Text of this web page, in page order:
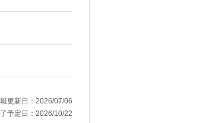
更新日：2026/07/06
予定日：2026/10/22